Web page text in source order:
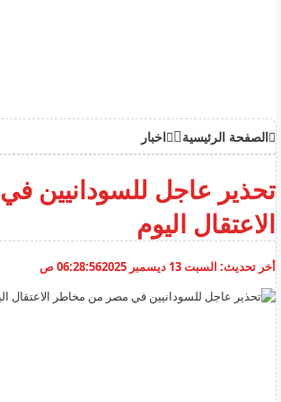
الصفحة الرئيسية اخبار
تحذير عاجل للسودانيين
الاعتقال اليوم
أخر تحديث: السبت 13 ديسمبر 2025 06:28:56 ص